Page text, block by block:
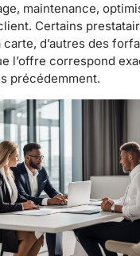
maintenance,
Certains
d’autres des
l’offre correspond
précédemment.